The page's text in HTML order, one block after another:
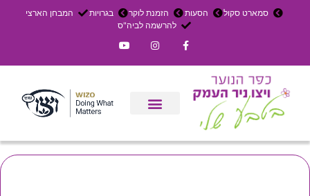
סמארט סקול הסעות הזמנת לוקר בגרויות
המבחן הארצי
להרשמה לביה"ס